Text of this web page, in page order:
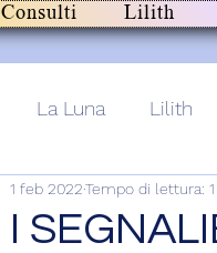
Consulti Lilith
La Luna Lilith
Post+audio
I
1 feb 2022Tempo di lettura: